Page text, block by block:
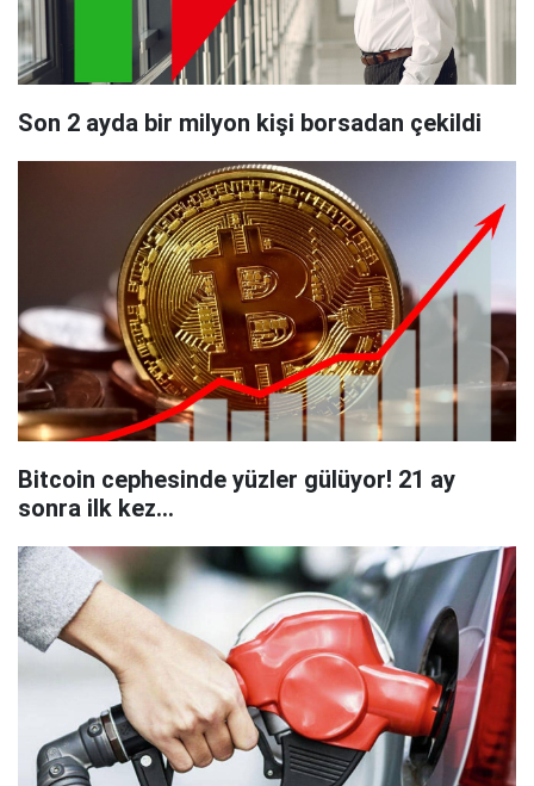
Son 2 ayda bir milyon kişi borsadan çekildi
Bitcoin cephesinde yüzler gülüyor! 21 ay
sonra ilk kez...